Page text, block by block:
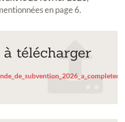
en page 6.
télécharger